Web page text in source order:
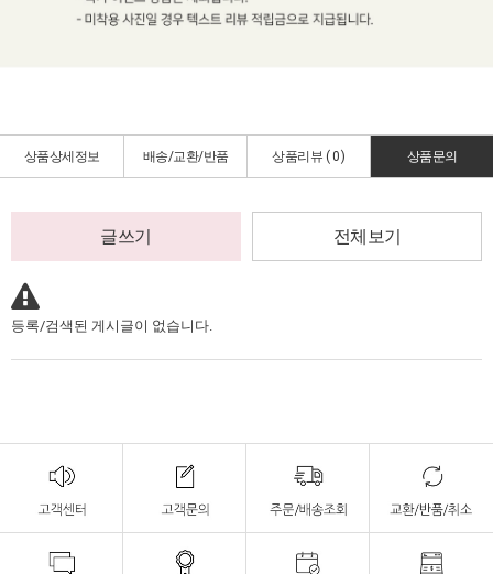
상품상세정보 배송/교환/반품 상품리뷰 ( 0) 상품문의
글쓰기 전체보기
등록/검색된 게시글이 없습니다.